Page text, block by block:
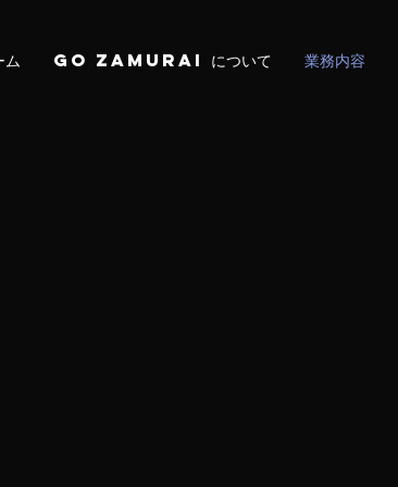
ム Go Zamurai について 業務内容